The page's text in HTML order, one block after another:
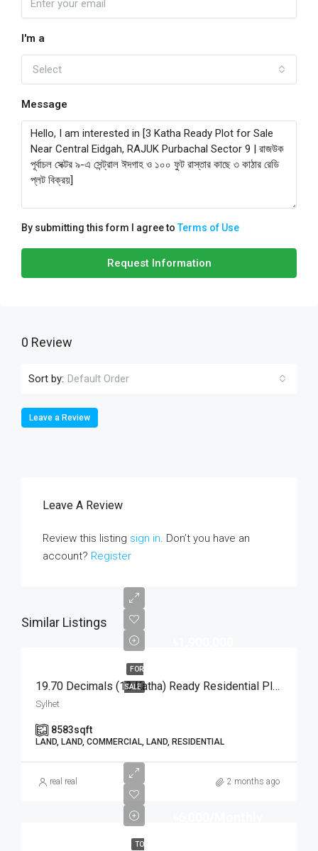
I'm a
Select
Message
By submitting this form I agree toTerms of Use
Request Information
0 Review
Sort by: Default Order
Leave a Review
Leave A Review
Review this listing sign in. Don’t you have an
account? Register
Similar Listings
FOR
SALE 19.70 Decimals (12 Katha) Ready Residential Plot For Urgent Sale At Golapganj, Sylhet | সিলেটের গোলাপগঞ্জে বাড়ি তৈরির জন্য ১৯.৭০ শতাংশের ১০০% উঁচু ও রেডি আবাসিক প্লট জরুরি বিক্রয়
Sylhet
8583sqft
LAND, LAND, COMMERCIAL, LAND, RESIDENTIAL
real real 2 months ago
TO